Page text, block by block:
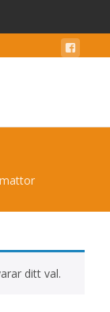
ditt val.